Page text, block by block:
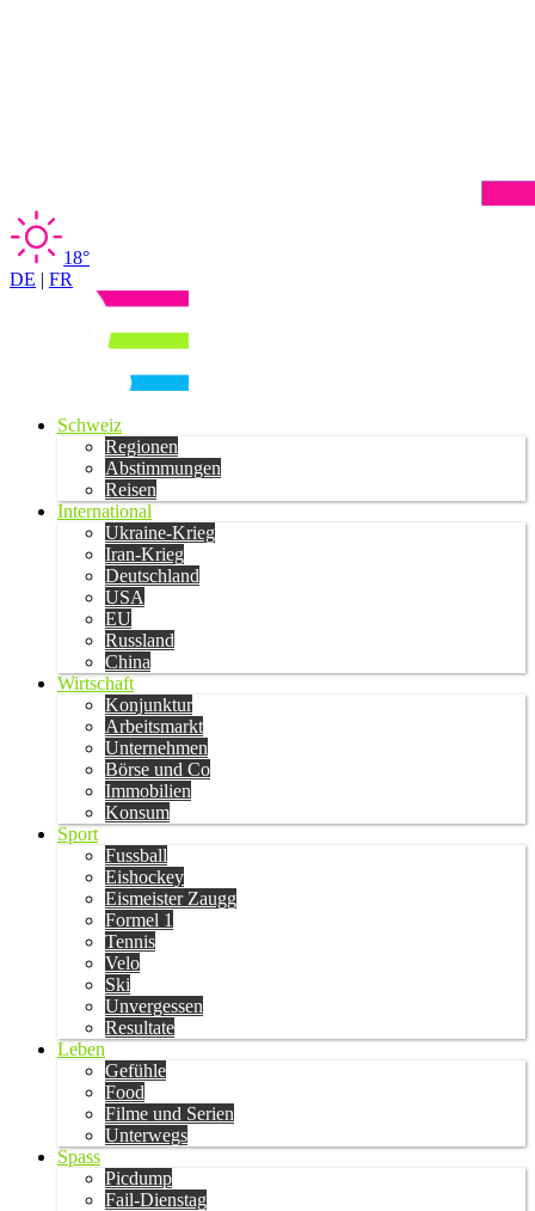
18°
DE | FR
Schweiz
Regionen
Abstimmungen
Reisen
International
Ukraine-Krieg
Iran-Krieg
Deutschland
USA
EU
Russland
China
Wirtschaft
Konjunktur
Arbeitsmarkt
Unternehmen
Börse und Co
Immobilien
Konsum
Sport
Fussball
Eishockey
Eismeister Zaugg
Formel 1
Tennis
Velo
Ski
Unvergessen
Resultate
Leben
Gefühle
Food
Filme und Serien
Unterwegs
Spass
Picdump
Fail-Dienstag